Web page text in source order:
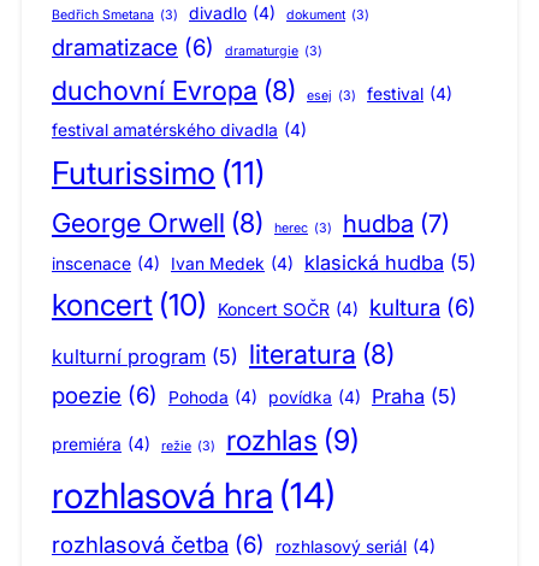
Bedřich Smetana (3) divadlo (4) dokument (3)
dramatizace (6) dramaturgie (3)
duchovní Evropa (8) esej (3) festival (4)
festival amatérského divadla (4)
Futurissimo (11)
George Orwell (8) herec (3) hudba (7)
inscenace (4) Ivan Medek (4) klasická hudba (5)
koncert (10) Koncert SOČR (4) kultura (6)
kulturní program (5) literatura (8)
poezie (6) Pohoda (4) povídka (4) Praha (5)
premiéra (4) režie (3) rozhlas (9)
rozhlasová hra (14)
rozhlasová četba (6) rozhlasový seriál (4)